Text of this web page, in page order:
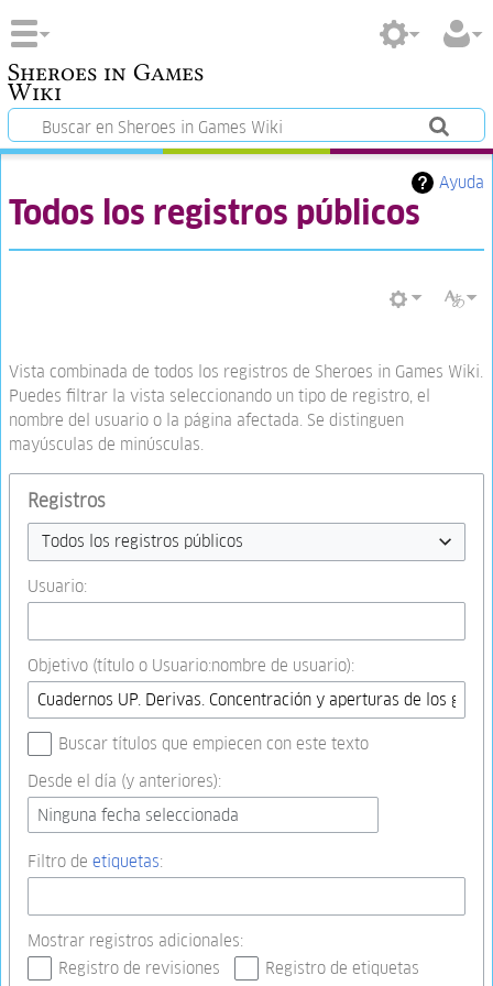
Sheroes in Games
Wiki
Ayuda
Todos los registros públicos
Vista combinada de todos los registros de Sheroes in Games Wiki.
Puedes filtrar la vista seleccionando un tipo de registro, el
nombre del usuario o la página afectada. Se distinguen
mayúsculas de minúsculas.
Registros
Todos los registros públicos
Usuario:
Objetivo (título o Usuario:nombre de usuario):
Buscar títulos que empiecen con este texto
Desde el día (y anteriores):
Ninguna fecha seleccionada
Filtro de etiquetas:
Mostrar registros adicionales:
Registro de revisiones
Registro de etiquetas